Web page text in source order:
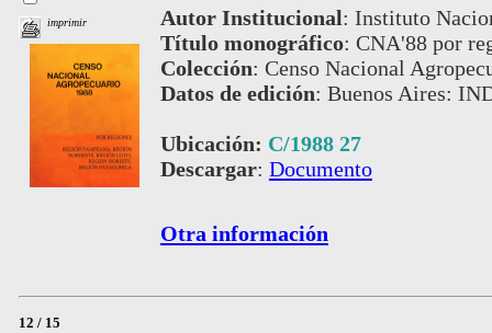
imprimir Autor Institucional: Instituto
Título monográfico: CNA'88 por
Colección: Censo Nacional
Datos de edición: Buenos Aires:
Ubicación: C/1988 27
Descargar: Documento
Otra información
12 / 15